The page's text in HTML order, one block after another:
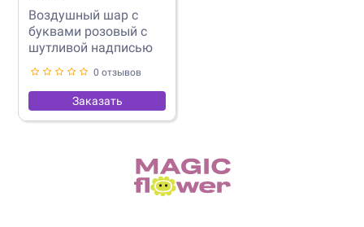
Воздушный шар с
буквами розовый с
шутливой надписью
0 отзывов
Заказать